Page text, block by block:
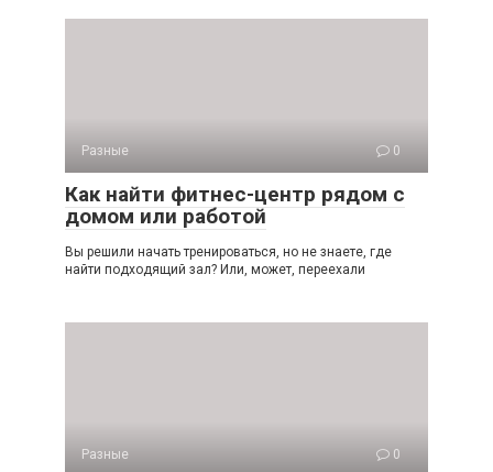
Разные 0
Как найти фитнес-центр рядом с
домом или работой
Вы решили начать тренироваться, но не знаете, где
найти подходящий зал? Или, может, переехали
Разные 0